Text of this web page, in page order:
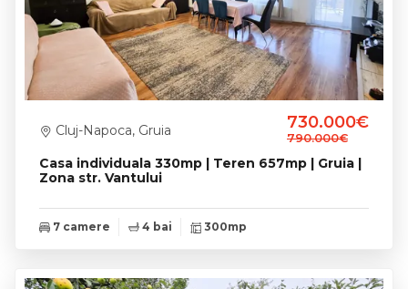
Casa individuala 330mp | Teren 657mp | Gruia |
Zona str. Vantului
Cluj-Napoca, Gruia 730.000€
790.000€
7 camere 4 bai 300mp